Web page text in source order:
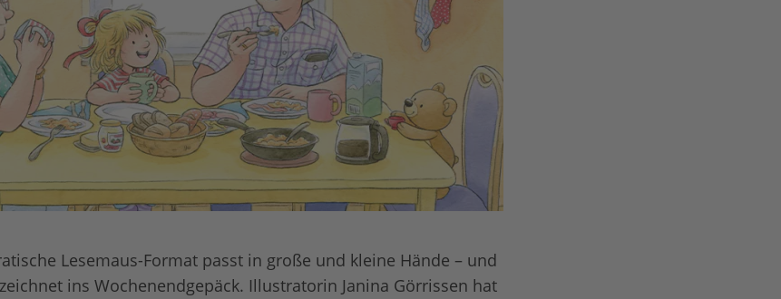
Lesemaus-Format passt in große und kleine Hände – und
ins Wochenendgepäck. Illustratorin Janina Görrissen hat